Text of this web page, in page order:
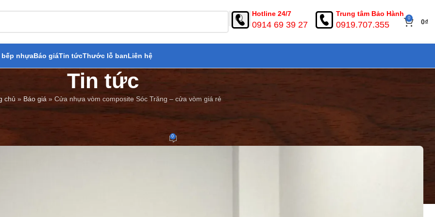
Hotline 24/7
0914 69 39 27
Trung tâm Bảo Hành
0919.707.355
0 0₫
bếp nhựaBáo giáTin tứcThước lỗ banLiên hệ
Tin tức
chủ » Báo giá » Cửa nhựa vòm composite Sóc Trăng – cửa vòm giá rẻ
composite Sóc Trăng – cửa vòm giá rẻ
0